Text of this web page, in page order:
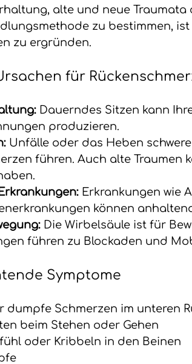
alte und neue Traumata
zu bestimmen,
zu ergründen.
für
Dauerndes Sitzen kann
produzieren.
Unfälle oder das Heben
führen. Auch alte Traumen
Erkrankungen wie
können
Die Wirbelsäule ist für
führen zu Blockaden und
Symptome
dumpfe Schmerzen im unteren
beim Stehen oder Gehen
oder Kribbeln in den Beinen